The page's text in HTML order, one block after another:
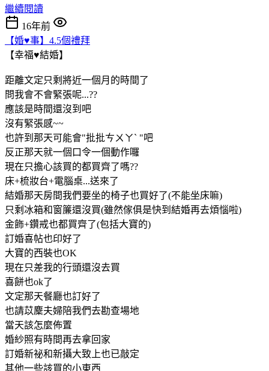
繼續閱讀
16年前
【婚♥事】4.5個禮拜
【幸福♥結婚】
距離文定只剩將近一個月的時間了
問我會不會緊張呢...??
應該是時間還沒到吧
沒有緊張感~~
也許到那天可能會"批批ㄘㄨㄚˋ "吧
反正那天就一個口令一個動作囉
現在只擔心該買的都買齊了嗎??
床+梳妝台+電腦桌...送來了
結婚那天房間我們要坐的椅子也買好了(不能坐床嘛)
只剩冰箱和窗簾還沒買(雖然傢俱是快到結婚再去煩惱啦)
金飾+鑽戒也都買齊了(包括大寶的)
訂婚喜帖也印好了
大寶的西裝也OK
現在只差我的行頭還沒去買
喜餅也ok了
文定那天餐廳也訂好了
也請苡麇夫婦陪我們去勘查場地
當天該怎麼佈置
婚紗照有時間再去拿回家
訂婚新祕和新攝大致上也已敲定
其他一些該買的小東西